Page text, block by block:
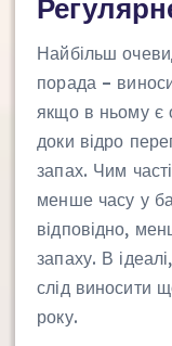
Найбільш
порада –
якщо в ньому є
доки відро
запах. Чим
менше часу у
відповідно,
запаху. В
слід виносити
року.